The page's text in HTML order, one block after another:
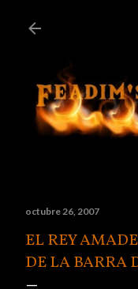
octubre 26, 2007
EL REY
DE LA BARRA